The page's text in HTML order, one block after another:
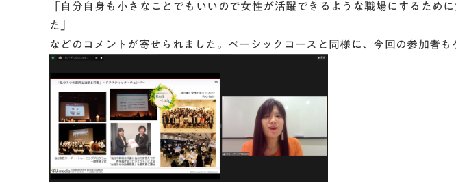
「自分自身も小さなことでもいいので女性が活躍できるような職場にするた
た」
などのコメントが寄せられました。ベーシックコースと同様に、今回の参加者